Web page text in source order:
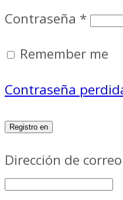
Contraseña *
Remember me
Contraseña
Registro en
Dirección de